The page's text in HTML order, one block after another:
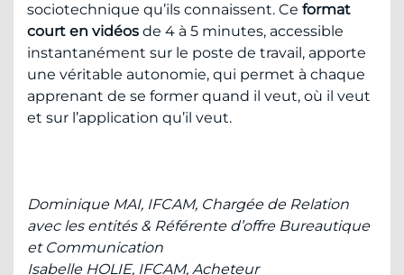
sociotechnique qu’ils connaissent. Ce format
court en vidéos de 4 à 5 minutes, accessible
instantanément sur le poste de travail, apporte
une véritable autonomie, qui permet à chaque
apprenant de se former quand il veut, où il veut
et sur l’application qu’il veut.
Dominique MAI, IFCAM, Chargée de Relation
avec les entités & Référente d’offre Bureautique
et Communication
Isabelle HOLIE, IFCAM, Acheteur